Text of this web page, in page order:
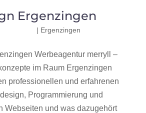
Ergenzingen
| Ergenzingen
Werbeagentur merryll –
im Raum Ergenzingen
professionellen und erfahrenen
Programmierung und
Webseiten und was dazugehört